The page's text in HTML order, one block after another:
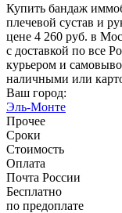
Купить бандаж
плечевой сустав и
цене 4 260 руб. в
с доставкой по все
курьером и
наличными или
Ваш город:
Эль-Монте
Прочее
Сроки
Стоимость
Оплата
Почта России
Бесплатно
по предоплате